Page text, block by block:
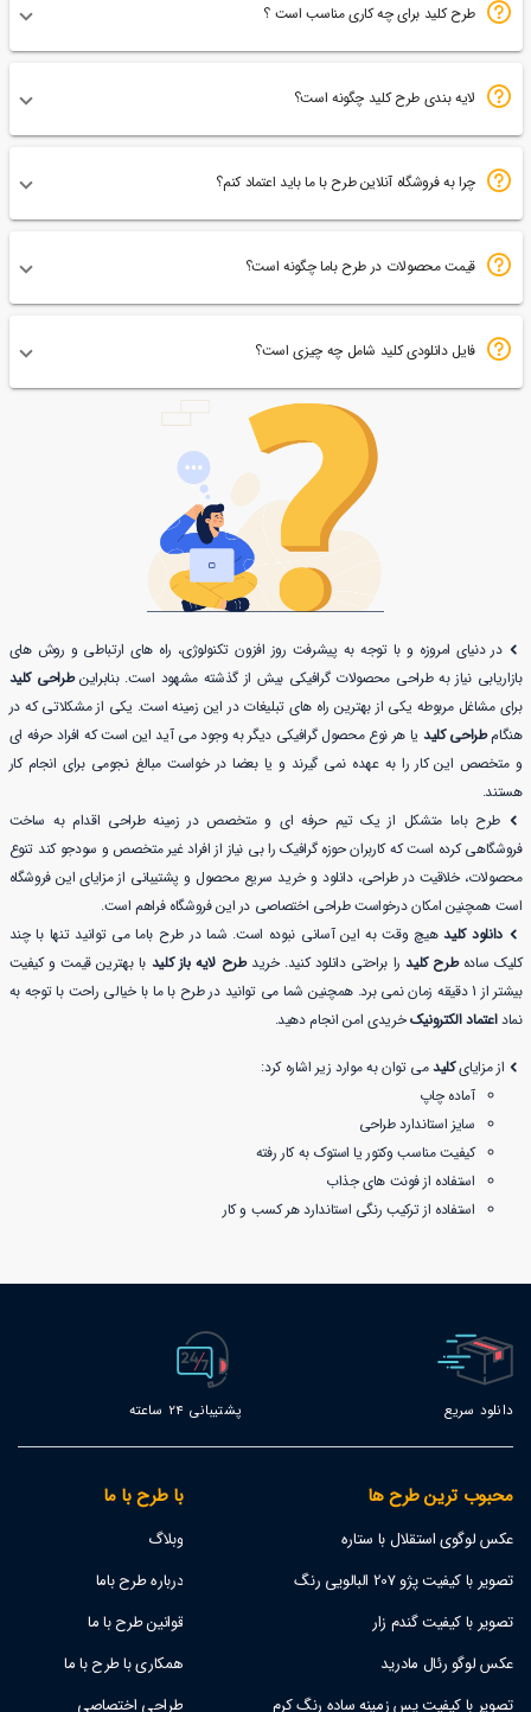
طرح کلید برای چه کاری مناسب است ؟
لایه بندی طرح کلید چگونه است؟
چرا به فروشگاه آنلاین طرح با ما باید اعتماد کنم؟
قیمت محصولات در طرح باما چگونه است؟
فایل دانلودی کلید شامل چه چیزی است؟
در دنیای امروزه و با توجه به پیشرفت روز افزون تکنولوژی، راه های ارتباطی و روش های
بازاریابی نیاز به طراحی محصولات گرافیکی بیش از گذشته مشهود است. بنابراینطراحی کلید
برای مشاغل مربوطه یکی از بهترین راه های تبلیغات در این زمینه است. یکی از مشکلاتی که در
هنگامطراحی کلید یا هر نوع محصول گرافیکی دیگر به وجود می آید این است که افراد حرفه ای
و متخصص این کار را به عهده نمی گیرند و یا بعضا در خواست مبالغ نجومی برای انجام کار
هستند.
طرح باما متشکل از یک تیم حرفه ای و متخصص در زمینه طراحی اقدام به ساخت
فروشگاهی کرده است که کاربران حوزه گرافیک را بی نیاز از افراد غیر متخصص و سودجو کند تنوع
محصولات، خلاقیت در طراحی، دانلود و خرید سریع محصول و پشتیبانی از مزایای این فروشگاه
است همچنین امکان درخواست طراحی اختصاصی در این فروشگاه فراهم است.
دانلود کلیدهیچ وقت به این آسانی نبوده است. شما در طرح باما می توانید تنها با چند
کلیک سادهطرح کلید را براحتی دانلود کنید. خریدطرح لایه باز کلید با بهترین قیمت و کیفیت
بیشتر از 1 دقیقه زمان نمی برد. همچنین شما می توانید در طرح با ما با خیالی راحت با توجه به
نماداعتماد الکترونیکخریدی امن انجام دهید.
از مزایایکلیدمی توان به موارد زیر اشاره کرد:
آماده چاپ
سایز استاندارد طراحی
کیفیت مناسب وکتور یا استوک به کار رفته
استفاده از فونت های جذاب
استفاده از ترکیب رنگی استاندارد هر کسب و کار
دانلود سریع پشتیبانی 24 ساعته
محبوب ترین طرح ها
عکس لوگوی استقلال با ستاره
تصویر با کیفیت پژو 207 البالویی رنگ
تصویر با کیفیت گندم زار
عکس لوگو رئال مادرید
تصویر با کیفیت پس زمینه ساده رنگ کرم
با طرح با ما
وبلاگ
درباره طرح باما
قوانین طرح با ما
همکاری با طرح با ما
طراحی اختصاصی